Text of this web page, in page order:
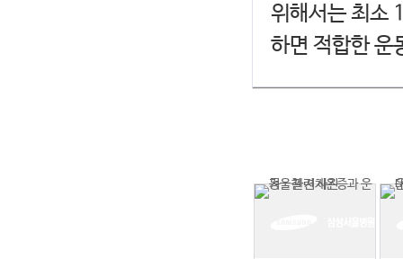
위해서는 최소
하면 적합한 운